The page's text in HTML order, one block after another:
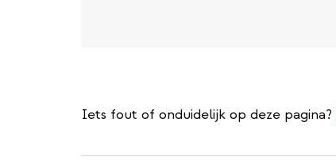
Iets fout of onduidelijk op deze pagina?